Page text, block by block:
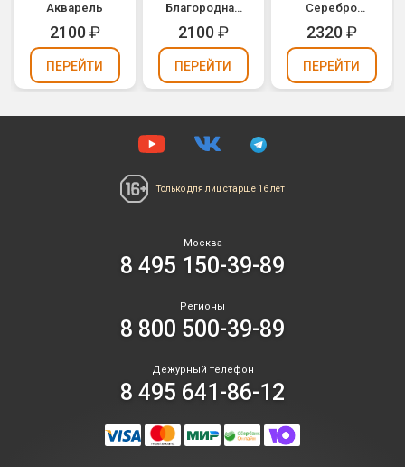
Акварель
2100₽
ПЕРЕЙТИ
Благородная
Фудзияма
2100₽
ПЕРЕЙТИ
Серебро
персидской
ночи
2320₽
ПЕРЕЙТИ
Только для лиц старше 16 лет
Москва
8 495 150-39-89
Регионы
8 800 500-39-89
Дежурный телефон
8 495 641-86-12